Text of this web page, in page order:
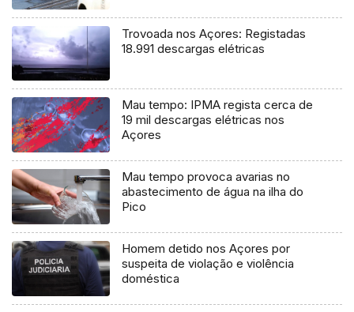
Trovoada nos Açores: Registadas
18.991 descargas elétricas
Mau tempo: IPMA regista cerca de
19 mil descargas elétricas nos
Açores
Mau tempo provoca avarias no
abastecimento de água na ilha do
Pico
Homem detido nos Açores por
suspeita de violação e violência
doméstica